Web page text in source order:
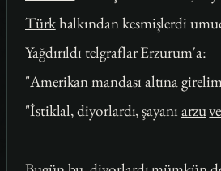
Türkhalkından kesmişlerdi
Yağdırıldı telgraflar Erzurum'a:
"Amerikan mandası altına
"İstiklal, diyorlardı, şayanı arzuve